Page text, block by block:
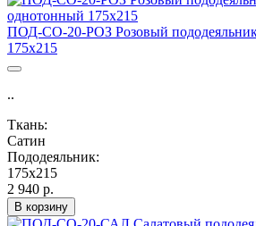
ПОД-СО-20-РОЗ Розовый
175х215
..
Ткань:
Сатин
Пододеяльник:
175х215
2 940 р.
В корзину